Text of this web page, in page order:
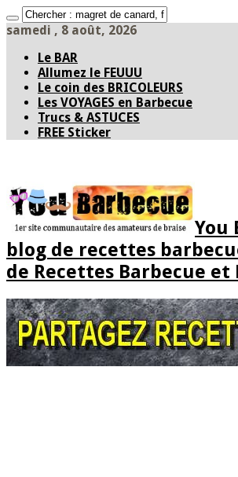
samedi , 8 août, 2026
Le BAR
Allumez le FEUUU
Le coin des BRICOLEURS
Les VOYAGES en Barbecue
Trucs & ASTUCES
FREE Sticker
You
blog de recettes
de Recettes Barbecue et